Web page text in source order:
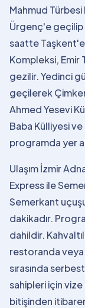
Mahmud
Ürgenç'e geçilip
saatte Taşkent'e
Kompleksi, Emir
gezilir. Yedinci
geçilerek
Ahmed Yesevi
Baba Külliyesi
programda yer
Ulaşım İzmir
Express ile
Semerkant
dakikadır.
dahildir.
restoranda veya
sırasında
sahipleri için
bitişinden